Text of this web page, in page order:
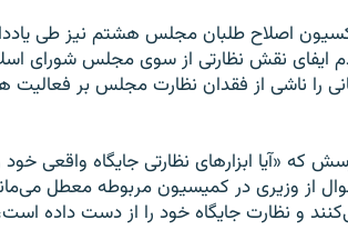
اصلاح طلبان مجلس هشتم نيز طی
ايفای نقش نظارتی از سوی مجلس شورای
را ناشی از فقدان نظارت مجلس بر
که «آيا ابزارهای نظارتی جايگاه واقعی
از وزيری در کميسيون مربوطه معطل
و نظارت جايگاه خود را از دست داده است،